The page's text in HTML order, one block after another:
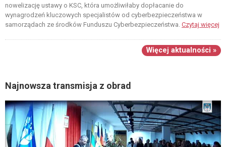
nowelizację ustawy o KSC, która umożliwiłaby dopłacanie do
wynagrodzeń kluczowych specjalistów od cyberbezpieczeństwa w
samorządach ze środków Funduszu Cyberbezpieczeństwa. Czytaj więcej
Więcej aktualności »
Najnowsza transmisja z obrad